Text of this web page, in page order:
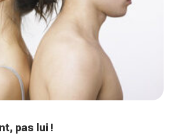
pas lui !